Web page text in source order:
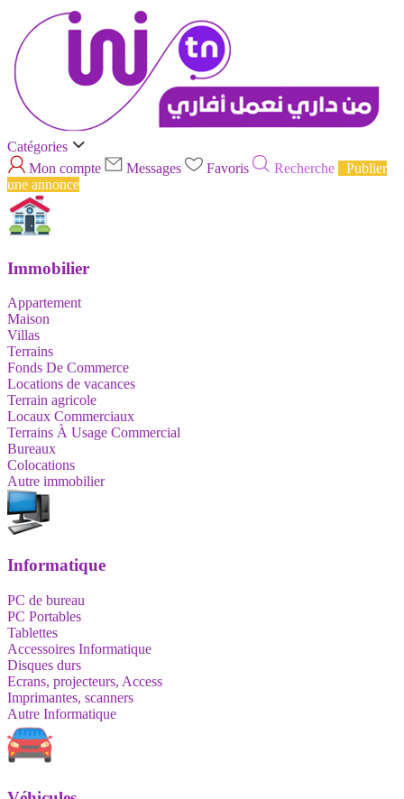
Catégories
Mon compte
Messages Favoris Recherche
Publier
une annonce
Immobilier
Appartement
Maison
Villas
Terrains
Fonds De Commerce
Locations de vacances
Terrain agricole
Locaux Commerciaux
Terrains À Usage Commercial
Bureaux
Colocations
Autre immobilier
Informatique
PC de bureau
PC Portables
Tablettes
Accessoires Informatique
Disques durs
Ecrans, projecteurs, Access
Imprimantes, scanners
Autre Informatique